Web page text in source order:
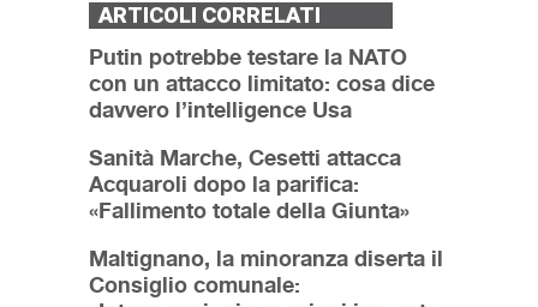
ARTICOLI CORRELATI
Putin potrebbe testare la NATO
con un attacco limitato: cosa dice
davvero l’intelligence Usa
Sanità Marche, Cesetti attacca
Acquaroli dopo la parifica:
«Fallimento totale della Giunta»
Maltignano, la minoranza diserta il
Consiglio comunale: